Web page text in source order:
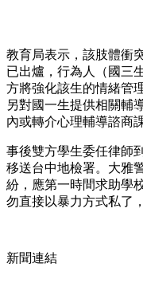
教育局表示，該肢體衝
已出爐，行為人（國三
方將強化該生的情緒管
另對國一生提供相關輔
內或轉介心理輔導諮商
事後雙方學生委任律師
移送台中地檢署。大雅
紛，應第一時間求助學
勿直接以暴力方式私了
新聞連結